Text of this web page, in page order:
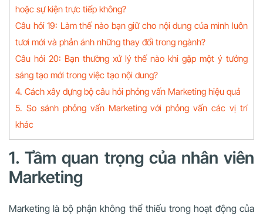
hoặc sự kiện trực tiếp không?
Câu hỏi 19: Làm thế nào bạn giữ cho nội dung của mình luôn
tươi mới và phản ánh những thay đổi trong ngành?
Câu hỏi 20: Bạn thường xử lý thế nào khi gặp một ý tưởng
sáng tạo mới trong việc tạo nội dung?
4. Cách xây dựng bộ câu hỏi phỏng vấn Marketing hiệu quả
5. So sánh phỏng vấn Marketing với phỏng vấn các vị trí
khác
1. Tầm quan trọng của nhân viên
Marketing
Marketing là bộ phận không thể thiếu trong hoạt động của